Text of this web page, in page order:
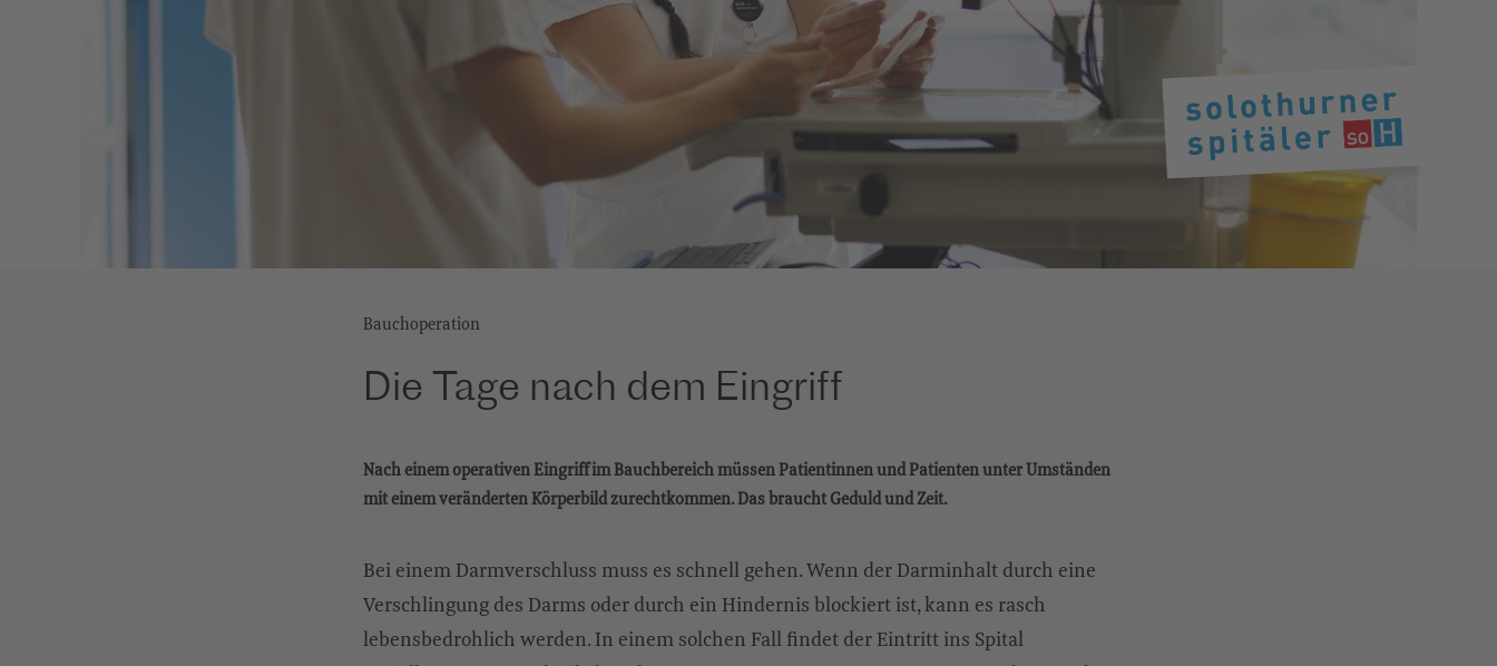
Bauchoperation
Die Tage nach dem Eingriff
Nach einem operativen Eingriff im Bauchbereich müssen Patientinnen und Patienten unter Umständen
mit einem veränderten Körperbild zurechtkommen. Das braucht Geduld und Zeit.
Bei einem Darmverschluss muss es schnell gehen. Wenn der Darminhalt durch eine
Verschlingung des Darms oder durch ein Hindernis blockiert ist, kann es rasch
lebensbedrohlich werden. In einem solchen Fall findet der Eintritt ins Spital